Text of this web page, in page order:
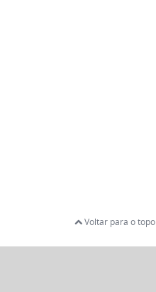
Voltar para o topo